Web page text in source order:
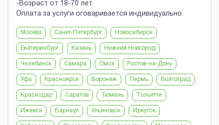
-Возраст от 18-70 лет.
Оплата за услуги оговаривается индивидуально.
Москва Санкт-Петербург Новосибирск
Екатеринбург Казань Нижний Новгород
Челябинск Самара Омск Ростов-на-Дону
Уфа Красноярск Воронеж Пермь Волгоград
Краснодар Саратов Тюмень Тольятти
Ижевск Барнаул Ульяновск Иркутск